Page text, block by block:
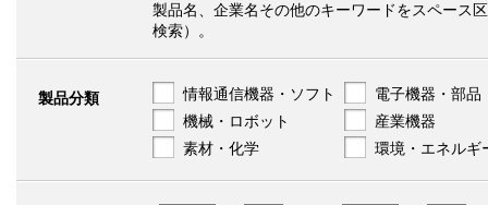
製品名、企業名その他のキーワードをスペース
検索）。
製品分類 情報通信機器・ソフト
電子機器・部品
機械・ロボット
産業機器
素材・化学
環境・エネルギ